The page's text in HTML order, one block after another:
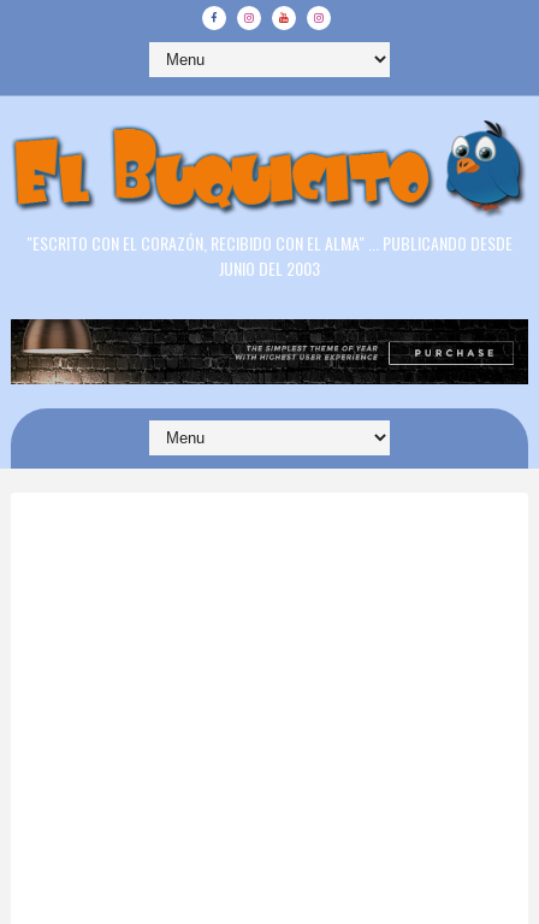
"ESCRITO CON EL CORAZÓN, RECIBIDO CON EL ALMA" ... PUBLICANDO DESDE
JUNIO DEL 2003